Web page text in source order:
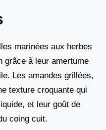
marinées aux herbes
grâce à leur amertume
Les amandes grillées,
texture croquante qui
et leur goût de
coing cuit.